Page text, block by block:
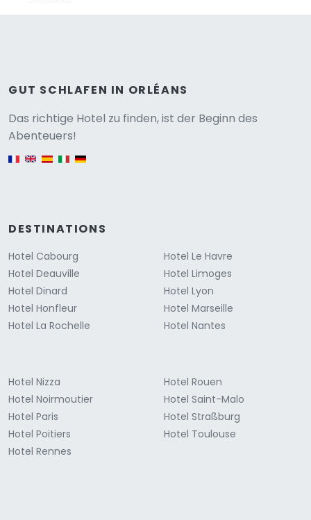
GUT SCHLAFEN IN ORLÉANS
Das richtige Hotel zu finden, ist der Beginn des
Abenteuers!
DESTINATIONS
Hotel Cabourg
Hotel Deauville
Hotel Dinard
Hotel Honfleur
Hotel La Rochelle
Hotel Le Havre
Hotel Limoges
Hotel Lyon
Hotel Marseille
Hotel Nantes
Hotel Nizza
Hotel Noirmoutier
Hotel Paris
Hotel Poitiers
Hotel Rennes
Hotel Rouen
Hotel Saint-Malo
Hotel Straßburg
Hotel Toulouse